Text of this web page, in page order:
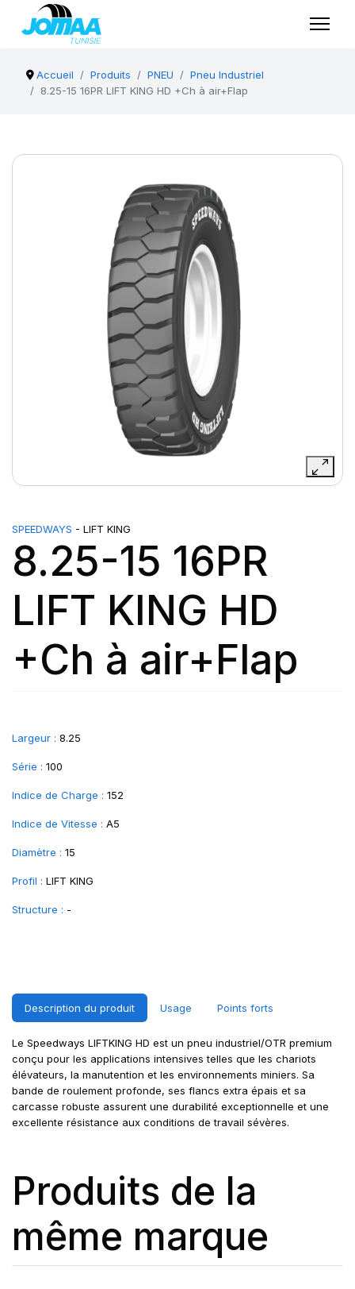
Accueil Produits PNEU
Pneu Industriel
8.25-15 16PR LIFT KING HD +Ch à air+Flap
SPEEDWAYS - LIFT KING
8.25-15 16PR
LIFT KING HD
+Ch à air+Flap
Largeur : 8.25
Série : 100
Indice de Charge : 152
Indice de Vitesse : A5
Diamètre : 15
Profil : LIFT KING
Structure : -
Description du produit Usage Points forts
Le Speedways LIFTKING HD est un pneu industriel/OTR premium
conçu pour les applications intensives telles que les chariots
élévateurs, la manutention et les environnements miniers. Sa
bande de roulement profonde, ses flancs extra épais et sa
carcasse robuste assurent une durabilité exceptionnelle et une
excellente résistance aux conditions de travail sévères.
Produits de la
même marque